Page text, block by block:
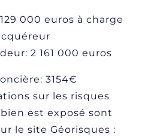
000 euros à charge
2 161 000 euros
3154€
sur les risques
est exposé sont
le site Géorisques :